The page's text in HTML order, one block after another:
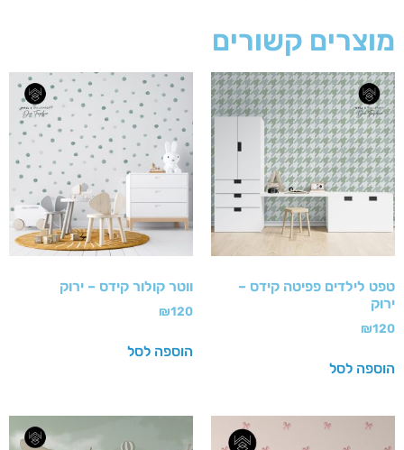
מוצרים קשורים
טפט לילדים פפיטה קידס –
ירוק
₪120
הוספה לסל
ווטר קולור קידס – ירוק
₪120
הוספה לסל